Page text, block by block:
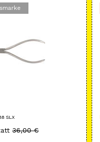
SLX
36,00 €